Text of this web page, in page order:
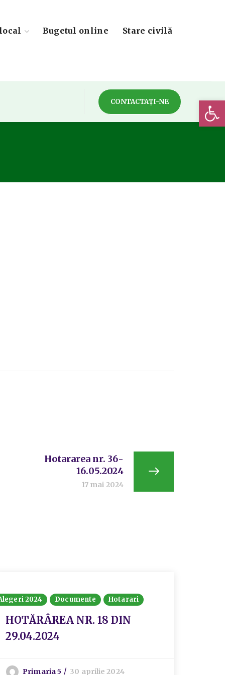
Bugetul online Stare civilă
CONTACTAȚI-NE
Hotararea nr. 36-
16.05.2024
17 mai 2024
2024 Documente Hotarari
HOTĂRÂREA NR. 18 DIN
29.04.2024
Primaria 5 30 aprilie 2024